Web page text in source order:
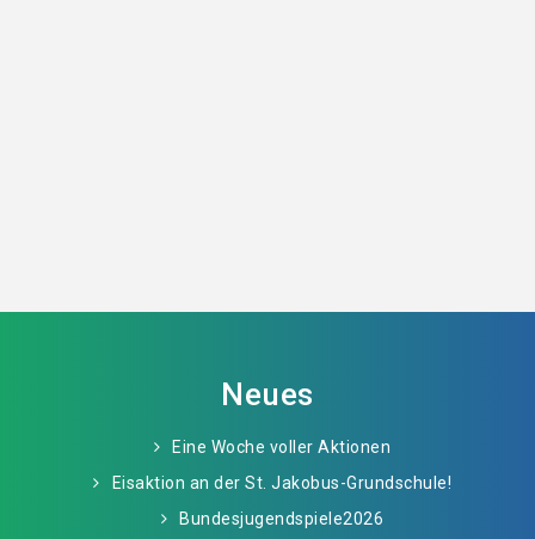
Neues
Eine Woche voller Aktionen
Eisaktion an der St. Jakobus-Grundschule!
Bundesjugendspiele2026